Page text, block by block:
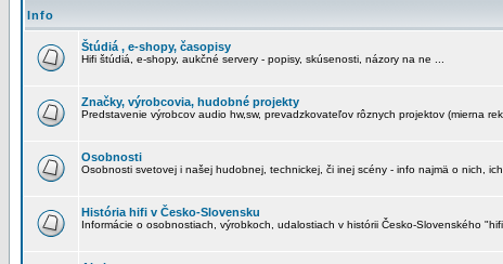
Info
Štúdiá , e-shopy, časopisy
Hifi štúdiá, e-shopy, aukčné servery - popisy, skúsenosti, názory na ne ...
Značky, výrobcovia, hudobné projekty
Predstavenie výrobcov audio hw,sw, prevadzkovateľov rôznych projektov (mierna
Osobnosti
Osobnosti svetovej i našej hudobnej, technickej, či inej scény - info najmä o nich, ich
História hifi v Česko-Slovensku
Informácie o osobnostiach, výrobkoch, udalostiach v histórii Česko-Slovenského